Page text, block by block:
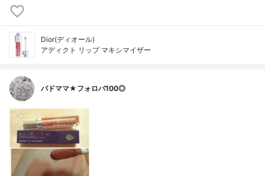
Dior(ディオール)
アディクト リップ マキシマイザー
バドママ★フォロバ100◎